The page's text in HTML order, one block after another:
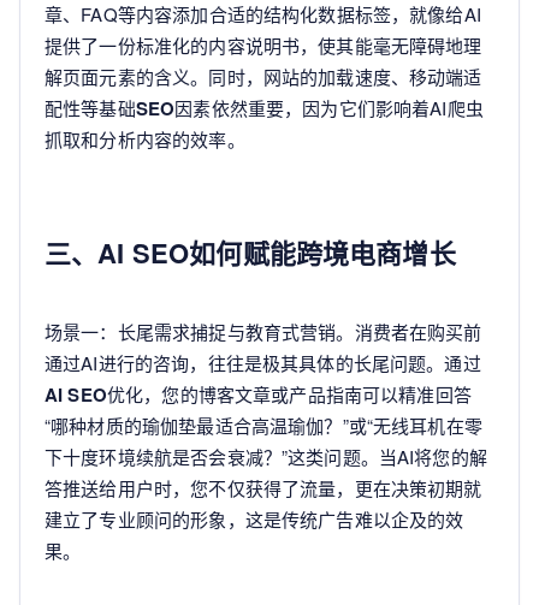
章、FAQ等内容添加合适的结构化数据标签，就像给AI
提供了一份标准化的内容说明书，使其能毫无障碍地理
解页面元素的含义。同时，网站的加载速度、移动端适
配性等基础SEO因素依然重要，因为它们影响着AI爬虫
抓取和分析内容的效率。
三、AI SEO如何赋能跨境电商增长
场景一：长尾需求捕捉与教育式营销。消费者在购买前
通过AI进行的咨询，往往是极其具体的长尾问题。通过
AI SEO优化，您的博客文章或产品指南可以精准回答
“哪种材质的瑜伽垫最适合高温瑜伽？”或“无线耳机在零
下十度环境续航是否会衰减？”这类问题。当AI将您的解
答推送给用户时，您不仅获得了流量，更在决策初期就
建立了专业顾问的形象，这是传统广告难以企及的效
果。